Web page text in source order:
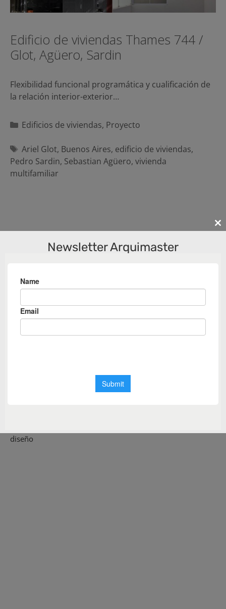
Edificio de viviendas Thames 744 /
Glot, Agüero, Sardin
Flexibilidad funcional programática y cualificación de
la relación interior-exterior…
Categorías
Edificios de viviendas, Proyecto
Etiquetas
Ariel Glot, Buenos Aires, edificio de viviendas,
Pedro Sardin, Sebastian Agüero, vivienda
multifamiliar
Newsletter Arquimaster